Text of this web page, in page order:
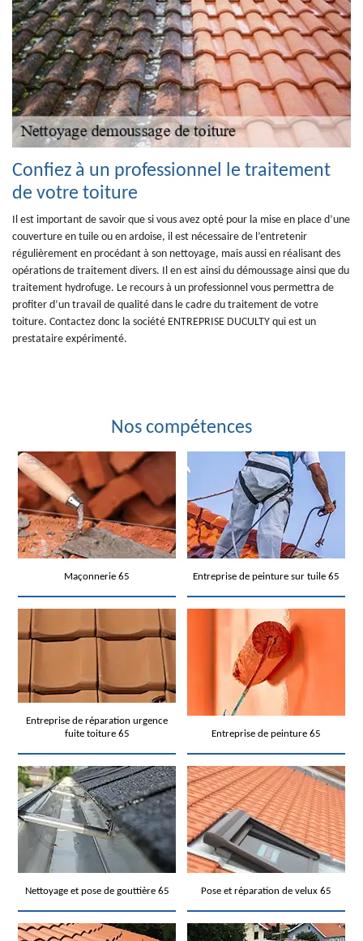
Confiez à un professionnel le traitement
de votre toiture
Il est important de savoir que si vous avez opté pour la mise en place d’une
couverture en tuile ou en ardoise, il est nécessaire de l’entretenir
régulièrement en procédant à son nettoyage, mais aussi en réalisant des
opérations de traitement divers. Il en est ainsi du démoussage ainsi que du
traitement hydrofuge. Le recours à un professionnel vous permettra de
profiter d’un travail de qualité dans le cadre du traitement de votre
toiture. Contactez donc la société ENTREPRISE DUCULTY qui est un
prestataire expérimenté.
Nos compétences
Maçonnerie 65 Entreprise de peinture sur tuile 65
Entreprise de réparation urgence
fuite toiture 65
Entreprise de peinture 65
Nettoyage et pose de gouttière 65 Pose et réparation de velux 65